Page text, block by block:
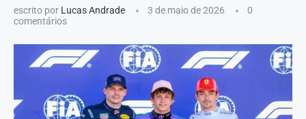
escrito por Lucas Andrade 3 de maio de 2026
0
comentários